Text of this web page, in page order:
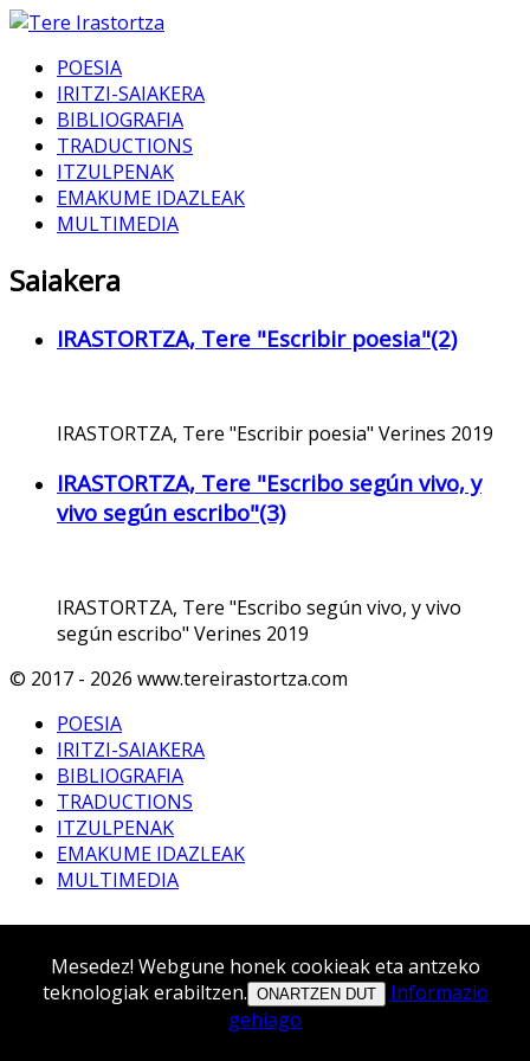
POESIA
IRITZI-SAIAKERA
BIBLIOGRAFIA
TRADUCTIONS
ITZULPENAK
EMAKUME IDAZLEAK
MULTIMEDIA
Saiakera
IRASTORTZA, Tere "Escribir poesia"(2)
IRASTORTZA, Tere "Escribir poesia" Verines 2019
IRASTORTZA, Tere "Escribo según vivo, y
vivo según escribo"(3)
IRASTORTZA, Tere "Escribo según vivo, y vivo
según escribo" Verines 2019
© 2017 - 2026 www.tereirastortza.com
POESIA
IRITZI-SAIAKERA
BIBLIOGRAFIA
TRADUCTIONS
ITZULPENAK
EMAKUME IDAZLEAK
MULTIMEDIA
Mesedez! Webgune honek cookieak eta antzeko
teknologiak erabiltzen. ONARTZEN DUT
Informazio
gehiago